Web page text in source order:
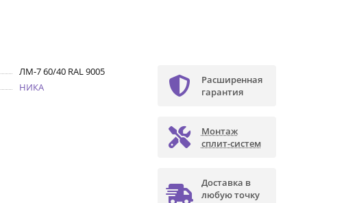
ЛМ-7 60/40 RAL 9005
НИКА
Расширенная
гарантия
Монтаж
сплит-систем
Доставка в
любую точку